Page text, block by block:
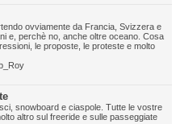
ovviamente da Francia, Svizzera e
e, perchè no, anche oltre oceano. Cosa
le proposte, le proteste e molto
snowboard e ciaspole. Tutte le vostre
altro sul freeride e sulle passeggiate